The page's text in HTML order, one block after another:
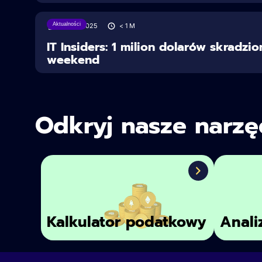
Aktualności
28/06/2025 < 1 M
IT Insiders: 1 milion dolarów
weekend
Odkryj nasze
Kalkulator podatkowy